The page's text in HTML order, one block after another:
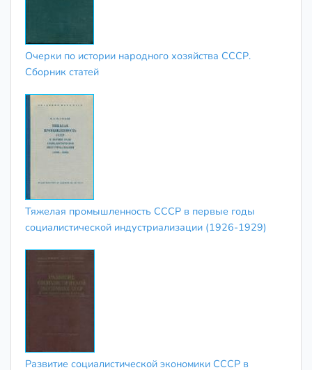
Очерки по истории народного хозяйства СССР.
Сборник статей
Тяжелая промышленность СССР в первые годы
социалистической индустриализации (1926-1929)
Развитие социалистической экономики СССР в